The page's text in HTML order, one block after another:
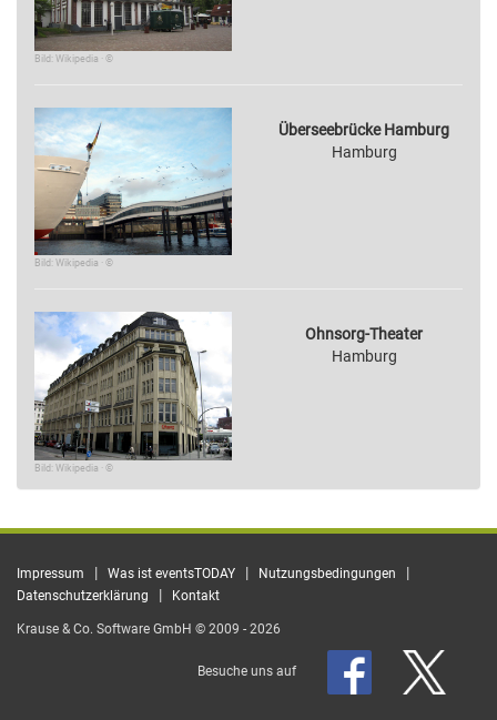
Bild: Wikipedia · ©
Bild: Wikipedia · ©
Überseebrücke Hamburg
Hamburg
Bild: Wikipedia · ©
Ohnsorg-Theater
Hamburg
Impressum | Was ist eventsTODAY | Nutzungsbedingungen |
Datenschutzerklärung | Kontakt
Krause & Co. Software GmbH © 2009 - 2026
Besuche uns auf